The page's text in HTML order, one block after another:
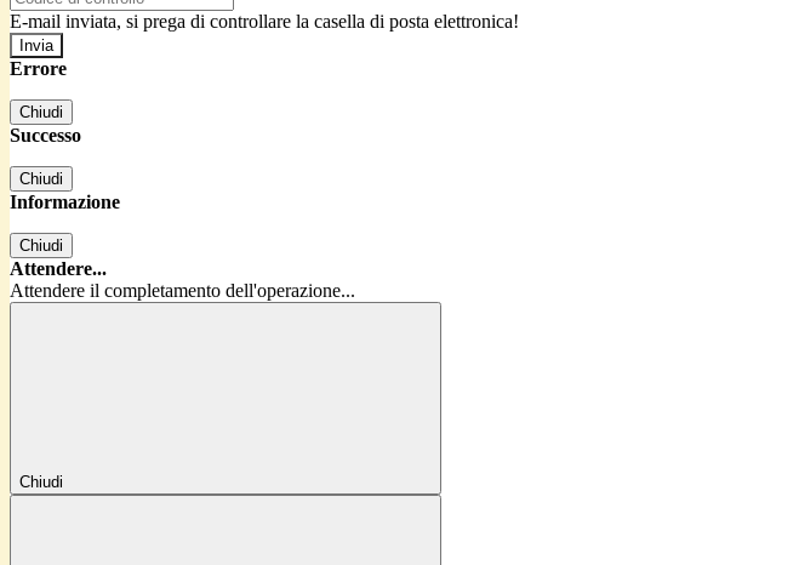
E-mail inviata, si prega di controllare la casella di posta elettronica!
Errore
Chiudi
Successo
Chiudi
Informazione
Chiudi
Attendere...
Attendere il completamento dell'operazione...
Chiudi